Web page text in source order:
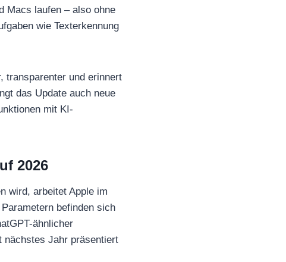
Macs laufen – also ohne
wie Texterkennung
transparenter und erinnert
das Update auch neue
mit KI-
2026
wird, arbeitet Apple im
befinden sich
ähnlicher
nächstes Jahr präsentiert